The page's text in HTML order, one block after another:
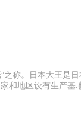
称。日本大王是
和地区设有生产基